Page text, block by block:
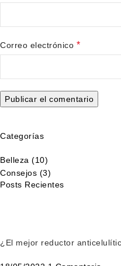
Correo electrónico *
Categorías
Belleza (10)
Consejos (3)
Posts Recientes
¿El mejor reductor